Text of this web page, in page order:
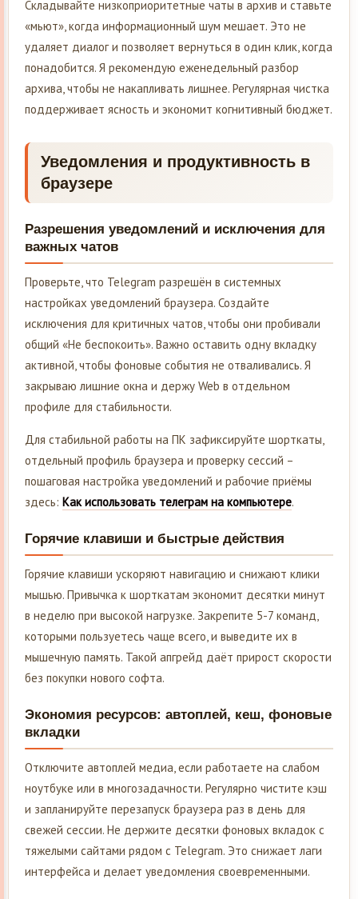
Складывайте низкоприоритетные чаты в архив и ставьте
«мьют», когда информационный шум мешает. Это не
удаляет диалог и позволяет вернуться в один клик, когда
понадобится. Я рекомендую еженедельный разбор
архива, чтобы не накапливать лишнее. Регулярная чистка
поддерживает ясность и экономит когнитивный бюджет.
Уведомления и продуктивность в
браузере
Разрешения уведомлений и исключения для
важных чатов
Проверьте, что Telegram разрешён в системных
настройках уведомлений браузера. Создайте
исключения для критичных чатов, чтобы они пробивали
общий «Не беспокоить». Важно оставить одну вкладку
активной, чтобы фоновые события не отваливались. Я
закрываю лишние окна и держу Web в отдельном
профиле для стабильности.
Для стабильной работы на ПК зафиксируйте шорткаты,
отдельный профиль браузера и проверку сессий –
пошаговая настройка уведомлений и рабочие приёмы
здесь: Как использовать телеграм на компьютере.
Горячие клавиши и быстрые действия
Горячие клавиши ускоряют навигацию и снижают клики
мышью. Привычка к шорткатам экономит десятки минут
в неделю при высокой нагрузке. Закрепите 5-7 команд,
которыми пользуетесь чаще всего, и выведите их в
мышечную память. Такой апгрейд даёт прирост скорости
без покупки нового софта.
Экономия ресурсов: автоплей, кеш, фоновые
вкладки
Отключите автоплей медиа, если работаете на слабом
ноутбуке или в многозадачности. Регулярно чистите кэш
и запланируйте перезапуск браузера раз в день для
свежей сессии. Не держите десятки фоновых вкладок с
тяжелыми сайтами рядом с Telegram. Это снижает лаги
интерфейса и делает уведомления своевременными.